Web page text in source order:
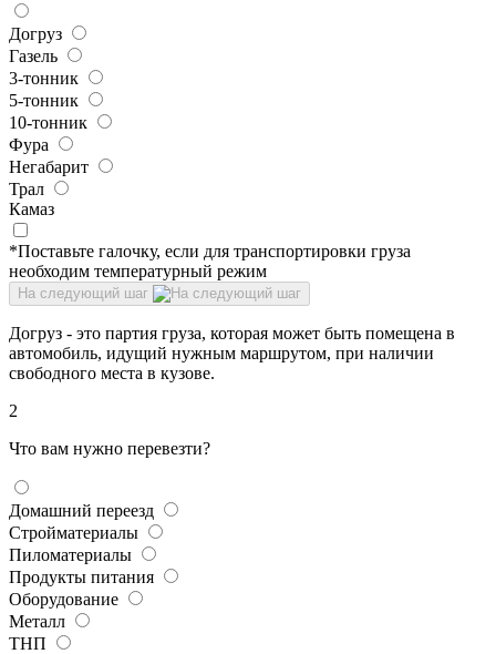
Догруз
Газель
3-тонник
5-тонник
10-тонник
Фура
Негабарит
Трал
Камаз
*Поставьте галочку, если для транспортировки груза
необходим температурный режим
На следующий шаг
Догруз - это партия груза, которая может быть помещена в
автомобиль, идущий нужным маршрутом, при наличии
свободного места в кузове.
2
Что вам нужно перевезти?
Домашний переезд
Стройматериалы
Пиломатериалы
Продукты питания
Оборудование
Металл
ТНП